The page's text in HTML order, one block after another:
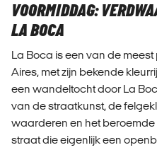
VOORMIDDAG:
LA BOCA
La Boca is een van de
Aires, met zijn bekende
een wandeltocht door La
van de straatkunst, de
waarderen en het beroemde
straat die eigenlijk een